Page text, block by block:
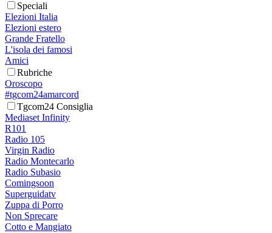
Speciali
Elezioni Italia
Elezioni estero
Grande Fratello
L'isola dei famosi
Amici
Rubriche
Oroscopo
#tgcom24amarcord
Tgcom24 Consiglia
Mediaset Infinity
R101
Radio 105
Virgin Radio
Radio Montecarlo
Radio Subasio
Comingsoon
Superguidatv
Zuppa di Porro
Non Sprecare
Cotto e Mangiato